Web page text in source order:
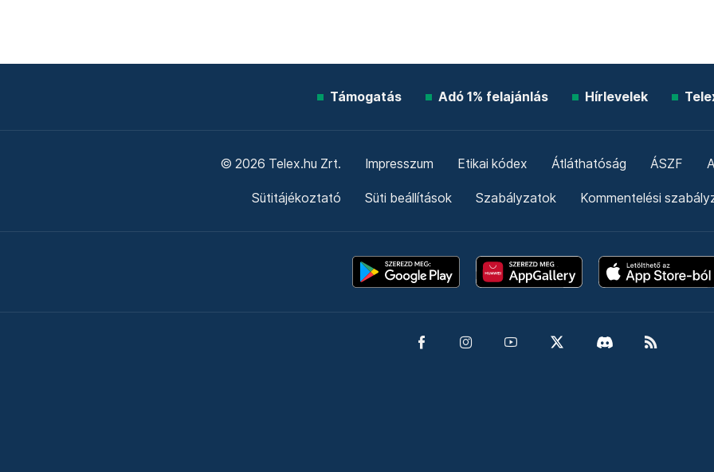
Támogatás Adó 1% felajánlás Hírlevelek
© 2026 Telex.hu Zrt. Impresszum Etikai kódex Átláthatóság ÁSZF
Sütitájékoztató Süti beállítások Szabályzatok Kommentelési